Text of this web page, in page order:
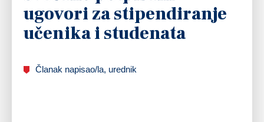
ugovori za stipendiranje
učenika i studenata
Članak napisao/la, urednik